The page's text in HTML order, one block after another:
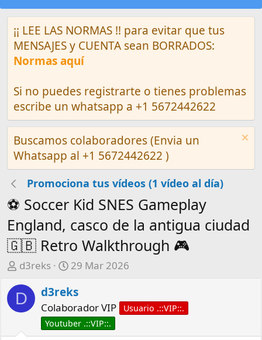
¡¡ LEE LAS NORMAS !! para evitar que tus
MENSAJES y CUENTA sean BORRADOS:
Normas aquí
Si no puedes registrarte o tienes problemas
escribe un whatsapp a +1 5672442622
Buscamos colaboradores (Envia un
Whatsapp al +1 5672442622 )
Promociona tus vídeos (1 vídeo al día)
⚽ Soccer Kid SNES Gameplay
England, casco de la antigua ciudad
🇬🇧 Retro Walkthrough 🎮
A
t
o
d3reks
F
c
h
a
d
29 Mar 2026
D d3reks
Colaborador VIP
Usuario .::VIP::.
Youtuber .::VIP::.